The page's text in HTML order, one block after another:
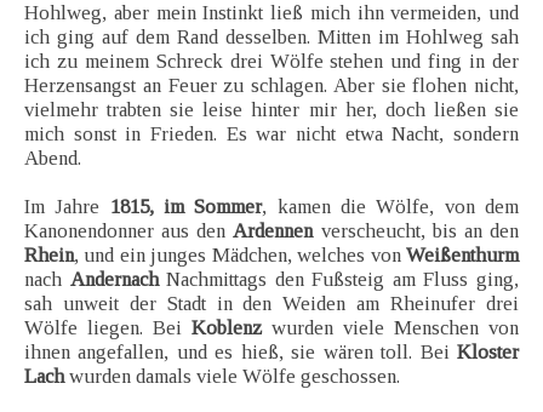
Hohlweg, aber mein Instinkt ließ mich ihn vermeiden, und
ich ging auf dem Rand desselben. Mitten im Hohlweg sah
ich zu meinem Schreck drei Wölfe stehen und fing in der
Herzensangst an Feuer zu schlagen. Aber sie flohen nicht,
vielmehr trabten sie leise hinter mir her, doch ließen sie
mich sonst in Frieden. Es war nicht etwa Nacht, sondern
Abend.
Im Jahre 1815, im Sommer, kamen die Wölfe, von dem
Kanonendonner aus denArdennenverscheucht, bis an den
Rhein, und ein junges Mädchen, welches von Weißenthurm
nach AndernachNachmittags den Fußsteig am Fluss ging,
sah unweit der Stadt in den Weiden am Rheinufer drei
Wölfe liegen. Bei Koblenzwurden viele Menschen von
ihnen angefallen, und es hieß, sie wären toll. Bei Kloster
Lachwurden damals viele Wölfe geschossen.